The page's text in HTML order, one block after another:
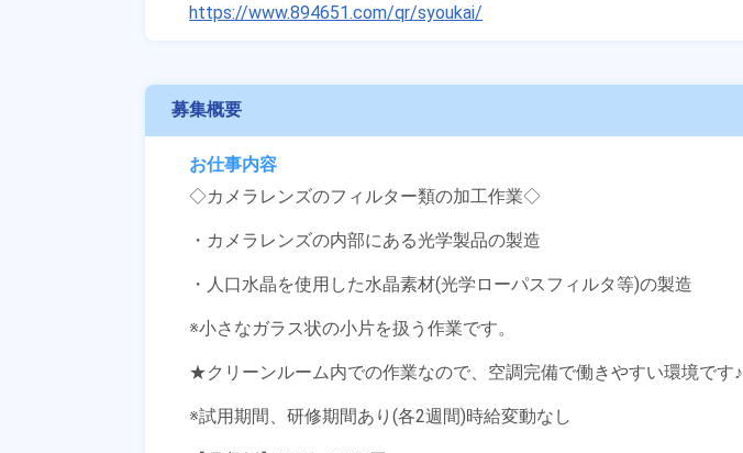
https://www.894651.com/qr/syoukai/
募集概要
お仕事内容
◇カメラレンズのフィルター類の加工作業◇
・カメラレンズの内部にある光学製品の製造
・人口水晶を使用した水晶素材(光学ローパスフィルタ等)の製造
※小さなガラス状の小片を扱う作業です。
★クリーンルーム内での作業なので、空調完備で働きやすい環境です♪
※試用期間、研修期間あり(各2週間)時給変動なし